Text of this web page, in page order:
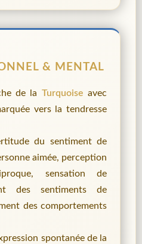
& MENTAL
de la Turquoise avec
vers la tendresse
du sentiment de
aimée, perception
sensation de
des sentiments de
des comportements
spontanée de la